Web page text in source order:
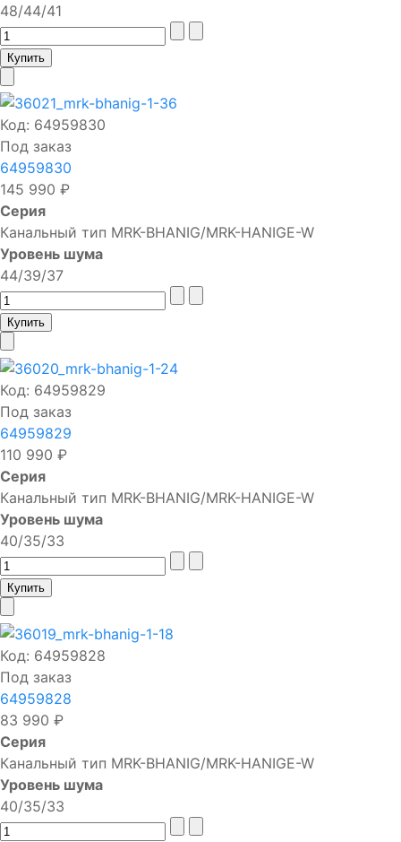
48/44/41
Код: 64959830
Под заказ
64959830
145 990 ₽
Серия
Канальный тип MRK-BHANIG/MRK-HANIGE-W
Уровень шума
44/39/37
Код: 64959829
Под заказ
64959829
110 990 ₽
Серия
Канальный тип MRK-BHANIG/MRK-HANIGE-W
Уровень шума
40/35/33
Код: 64959828
Под заказ
64959828
83 990 ₽
Серия
Канальный тип MRK-BHANIG/MRK-HANIGE-W
Уровень шума
40/35/33